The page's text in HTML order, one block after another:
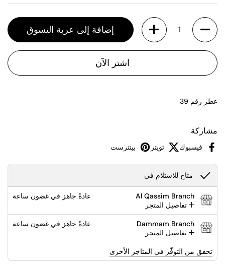
الكمية
إضافة إلى عربة التسوق
اشتر الآن
عطر رقم 39
مشاركة
فيسبوك تويتر بينترست
متاح للاستلام في
Al Qassim Branch
تفاصيل المتجر
عادةً جاهز في غضون ساعة
Dammam Branch
تفاصيل المتجر
عادةً جاهز في غضون ساعة
تحقق من التوفّر في المتاجر الأخرى